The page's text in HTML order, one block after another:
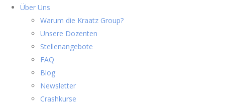
Über Uns
Warum die Kraatz Group?
Unsere Dozenten
Stellenangebote
FAQ
Blog
Newsletter
Crashkurse